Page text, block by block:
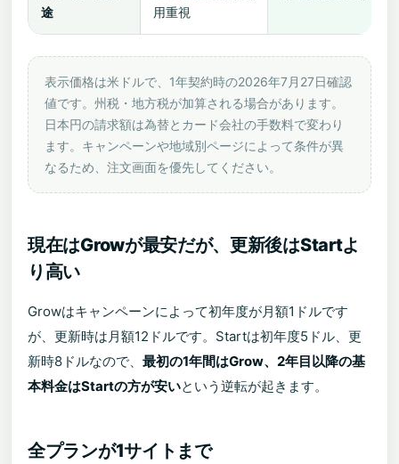
途
用重視
表示価格は米ドルで、1年契約時の2026年7月27日確認
値です。州税・地方税が加算される場合があります。
日本円の請求額は為替とカード会社の手数料で変わり
ます。キャンペーンや地域別ページによって条件が異
なるため、注文画面を優先してください。
現在はGrowが最安だが、更新後はStartよ
り高い
Growはキャンペーンによって初年度が月額1ドルです
が、更新時は月額12ドルです。Startは初年度5ドル、更
新時8ドルなので、 最初の1年間はGrow、2年目以降の基
本料金はStartの方が安いという逆転が起きます。
全プランが1サイトまで